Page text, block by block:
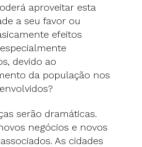
aproveitar esta
a seu favor ou
efeitos
devido ao
da população nos
serão dramáticas.
negócios e novos
As cidades